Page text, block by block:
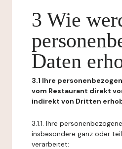
3 Wie
Daten
3.1 Ihre
vom Restaurant direkt
indirekt von Dritten
3.1.1. Ihre
insbesondere ganz oder
verarbeitet: